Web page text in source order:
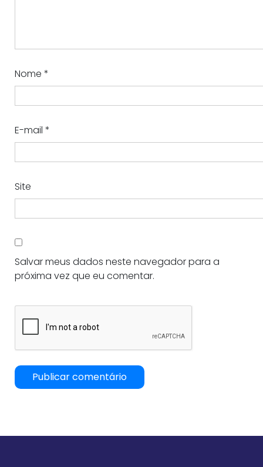
Nome *
E-mail *
Site
Salvar meus dados neste navegador para a
próxima vez que eu comentar.